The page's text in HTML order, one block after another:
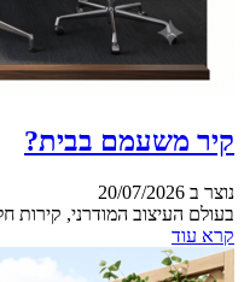
קיר משעמם בבית?
נוצר ב 20/07/2026
בעולם העיצוב המודרני, קירות
קרא עוד